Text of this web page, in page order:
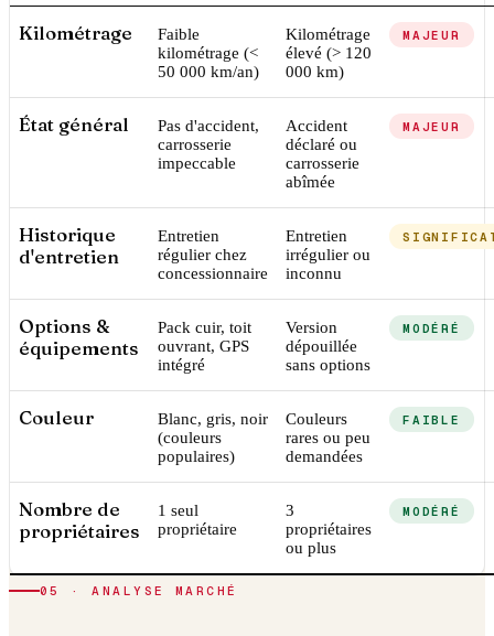
Kilométrage
Faible
kilométrage (<
50 000 km/an)
Kilométrage
élevé (> 120
000 km)
MAJEUR
État général
Pas d'accident,
carrosserie
impeccable
Accident
déclaré ou
carrosserie
abîmée
MAJEUR
Historique
d'entretien
Entretien
régulier chez
concessionnaire
Entretien
irrégulier ou
inconnu
Options &
équipements
Pack cuir, toit
ouvrant, GPS
intégré
Version
dépouillée
sans options
MODÉRÉ
Couleur
Blanc, gris, noir
(couleurs
populaires)
Couleurs
rares ou peu
demandées
FAIBLE
Nombre de
propriétaires
1 seul
propriétaire
3
propriétaires
ou plus
MODÉRÉ
05 · ANALYSE MARCHÉ